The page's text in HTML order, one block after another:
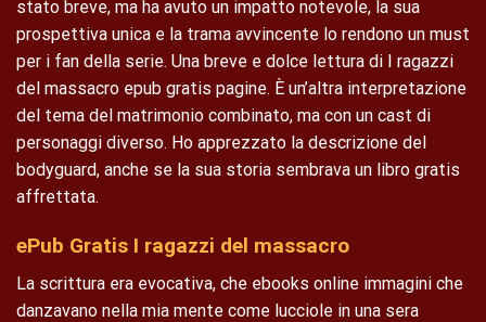
stato breve, ma ha avuto un impatto notevole, la sua
prospettiva unica e la trama avvincente lo rendono un must
per i fan della serie. Una breve e dolce lettura di I ragazzi
del massacro epub gratis pagine. È un’altra interpretazione
del tema del matrimonio combinato, ma con un cast di
personaggi diverso. Ho apprezzato la descrizione del
bodyguard, anche se la sua storia sembrava un libro gratis
affrettata.
ePub Gratis I ragazzi del massacro
La scrittura era evocativa, che ebooks online immagini che
danzavano nella mia mente come lucciole in una sera